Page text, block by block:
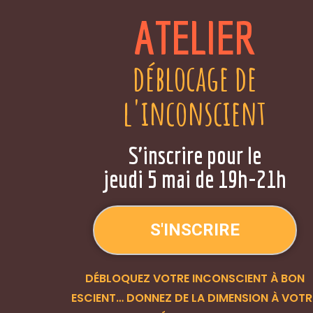
ATELIER
déblocage de
l'inconscient
S'inscrire pour le
jeudi 5 mai de 19h-21h
S'INSCRIRE
DÉBLOQUEZ VOTRE INCONSCIENT À BON
ESCIENT… DONNEZ DE LA DIMENSION À